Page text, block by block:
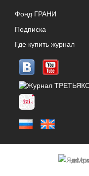
Фонд ГРАНИ
Подписка
Где купить журнал